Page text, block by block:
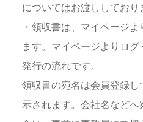
についてはお渡ししており
・領収書は、マイページ
ます。マイページよりロ
発行の流れです。
領収書の宛名は会員登録
示されます。会社名など